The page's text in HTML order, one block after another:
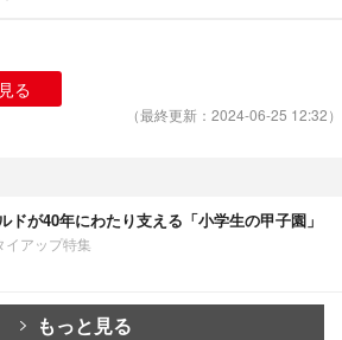
る
（最終更新：2024-06-25 12:32）
ドが40年にわたり支える「小学生の甲子園」
イアップ特集
もっと見る